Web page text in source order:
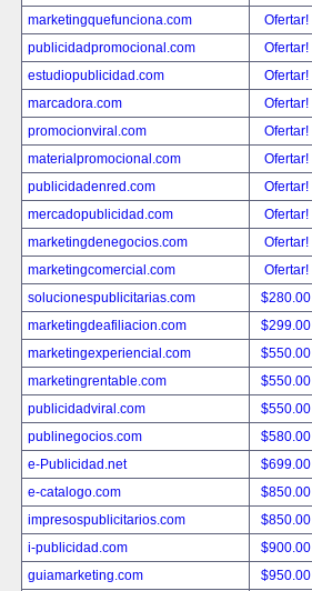
marketingquefunciona.com
Ofertar!
publicidadpromocional.com
Ofertar!
estudiopublicidad.com
Ofertar!
marcadora.com
Ofertar!
promocionviral.com
Ofertar!
materialpromocional.com
Ofertar!
publicidadenred.com
Ofertar!
mercadopublicidad.com
Ofertar!
marketingdenegocios.com
Ofertar!
marketingcomercial.com
Ofertar!
solucionespublicitarias.com
$280.00
marketingdeafiliacion.com
$299.00
marketingexperiencial.com
$550.00
marketingrentable.com
$550.00
publicidadviral.com
$550.00
publinegocios.com
$580.00
e-Publicidad.net
$699.00
e-catalogo.com
$850.00
impresospublicitarios.com
$850.00
i-publicidad.com
$900.00
guiamarketing.com
$950.00